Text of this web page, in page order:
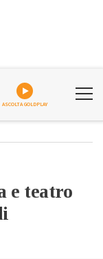
ASCOLTA GOLDPLAY
e teatro